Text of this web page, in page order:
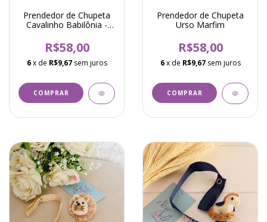
Prendedor de Chupeta
Cavalinho Babilônia -
R$58,00
6 x de R$9,67 sem juros
Prendedor de Chupeta
Urso Marfim
R$58,00
6 x de R$9,67 sem juros